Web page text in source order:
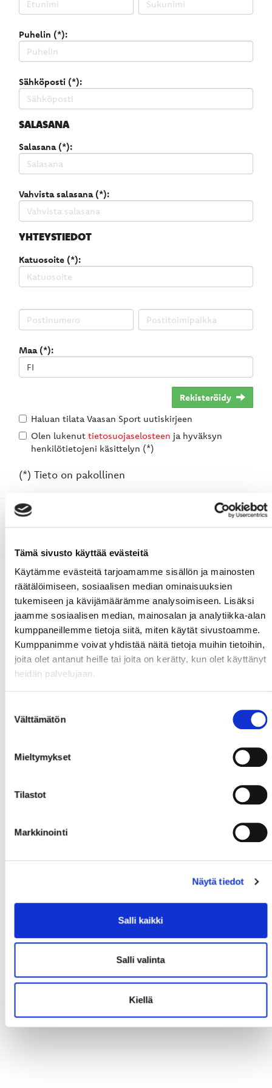
Tämä sivusto käyttää evästeitä
Käytämme evästeitä tarjoamamme sisällön ja mainosten
räätälöimiseen, sosiaalisen median ominaisuuksien
tukemiseen ja kävijämäärämme analysoimiseen. Lisäksi
jaamme sosiaalisen median, mainosalan ja analytiikka-alan
kumppaneillemme tietoja siitä, miten käytät sivustoamme.
Kumppanimme voivat yhdistää näitä tietoja muihin tietoihin,
joita olet antanut heille tai joita on kerätty, kun olet käyttänyt
heidän palvelujaan.
valinta
Välttämätön
Mieltymykset
Tilastot
Markkinointi
Näytä tiedot
Salli kaikki
Salli valinta
Kiellä
Puhelin (*):
Sähköposti (*):
SALASANA
Salasana (*):
Vahvista salasana (*):
YHTEYSTIEDOT
Katuosoite (*):
Maa (*):
Rekisteröidy
Haluan tilata Vaasan Sport uutiskirjeen
Olen lukenut tietosuojaselosteen ja hyväksyn
henkilötietojeni käsittelyn (*)
(*) Tieto on pakollinen